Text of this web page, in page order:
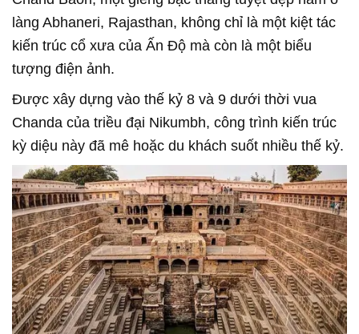
làng Abhaneri, Rajasthan, không chỉ là một kiệt tác
kiến trúc cổ xưa của Ấn Độ mà còn là một biểu
tượng điện ảnh.
Được xây dựng vào thế kỷ 8 và 9 dưới thời vua
Chanda của triều đại Nikumbh, công trình kiến trúc
kỳ diệu này đã mê hoặc du khách suốt nhiều thế kỷ.